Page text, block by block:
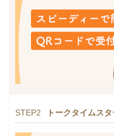
STEP2 トークタイムスタ